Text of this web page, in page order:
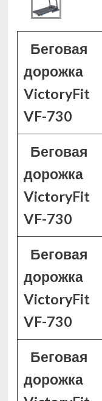
Беговая
дорожка
VictoryFit
VF-730
Беговая
дорожка
VictoryFit
VF-730
Беговая
дорожка
VictoryFit
VF-730
Беговая
дорожка